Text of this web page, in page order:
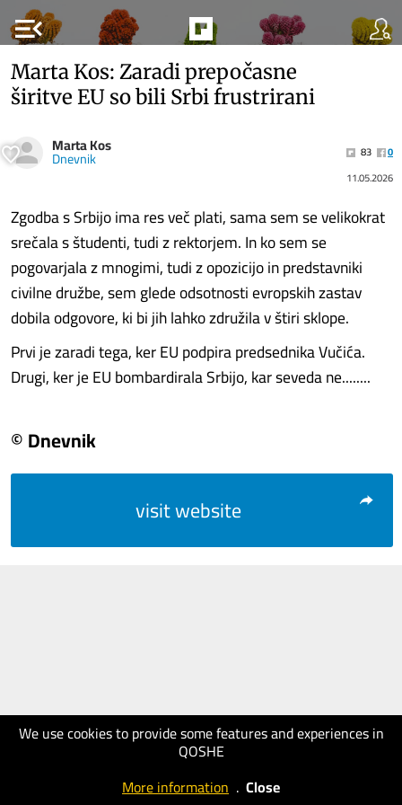
menu_open
We use cookies to provide some features and experiences in
QOSHE
More information . Close
Marta Kos: Zaradi prepočasne
širitve EU so bili Srbi frustrirani
Marta Kos
Dnevnik 83
0
11.05.2026
Zgodba s Srbijo ima res več plati, sama sem se velikokrat
srečala s študenti, tudi z rektorjem. In ko sem se
pogovarjala z mnogimi, tudi z opozicijo in predstavniki
civilne družbe, sem glede odsotnosti evropskih zastav
dobila odgovore, ki bi jih lahko združila v štiri sklope.
Prvi je zaradi tega, ker EU podpira predsednika Vučića.
Drugi, ker je EU bombardirala Srbijo, kar seveda ne........
© Dnevnik
visit website